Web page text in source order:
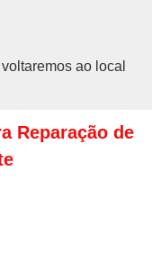
ao local
Reparação de